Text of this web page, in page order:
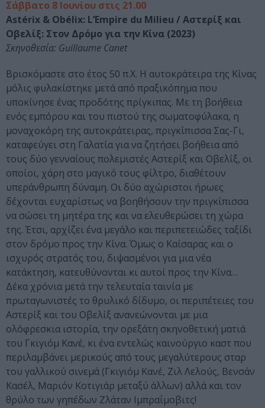
Σάββατο 8 Ιουνίου στις 21.00
Astérix & Obélix: L’Empire du Milieu / Αστερίξ και
Οβελίξ: Στον Δρόμο για την Κίνα (2023)
Σκηνοθεσία: Guillaume Canet
Βρισκόμαστε στο έτος 50 π.Χ. Η αυτοκράτειρα της Κίνας
μόλις φυλακίστηκε μετά από πραξικόπημα που
υποκίνησε ένας προδότης πρίγκιπας. Με τη βοήθεια
ενός εμπόρου και του πιστού της σωματοφύλακα, η
μοναχοκόρη της αυτοκράτειρας, πριγκίπισσα Σας-Γι,
καταφεύγει στη Γαλατία για να ζητήσει βοήθεια από
τους δύο γενναίους πολεμιστές Αστερίξ και Οβελίξ, οι
οποίοι, χάρη στο μαγικό τους φίλτρο, διαθέτουν
υπεράνθρωπη δύναμη. Οι δύο αχώριστοι ήρωες
δέχονται ευχαρίστως να βοηθήσουν την πριγκίπισσα
να σώσει τη μητέρα της και να ελευθερώσει τη χώρα
της. Έτσι, αρχίζει ένα μεγάλο και περιπετειώδες ταξίδι
στον δρόμο προς την Κίνα. Όμως ο Καίσαρας και ο
ισχυρός στρατός του, διψασμένοι για μια νέα
κατάκτηση, κατευθύνονται κι αυτοί προς την Κίνα…
Δέκα χρόνια μετά την τελευταία ταινία με
πρωταγωνιστές το θρυλικό δίδυμο, οι περιπέτειες του
Αστερίξ και του Οβελίξ ανανεώνονται με μια
ολόφρεσκια ιστορία, την ορεξάτη σκηνοθετική ματιά
του Γκιγιόμ Κανέ, κι ένα εντελώς καινούργιο καστ που
περιλαμβάνει μερικούς από τους μεγαλύτερους σταρ
του γαλλικού σινεμά (Γκιγιόμ Κανέ, Ζιλ Λελούς, Βενσάν
Κασέλ, Μαριόν Κοτιγιάρ μεταξύ άλλων) αλλά και τον
θρύλο των γηπέδων Ζλάταν Ιμπραΐμοβιτς!